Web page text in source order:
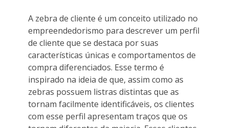
A zebra de cliente é um conceito utilizado no
empreendedorismo para descrever um perfil
de cliente que se destaca por suas
características únicas e comportamentos de
compra diferenciados. Esse termo é
inspirado na ideia de que, assim como as
zebras possuem listras distintas que as
tornam facilmente identificáveis, os clientes
com esse perfil apresentam traços que os